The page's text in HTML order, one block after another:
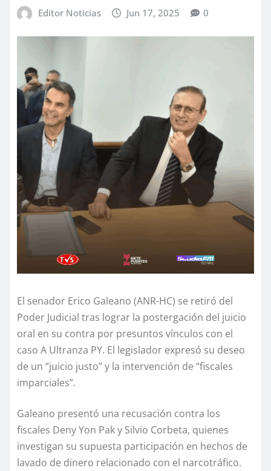
Editor Noticias Jun 17, 2025 0
El senador Erico Galeano (ANR-HC) se retiró del
Poder Judicial tras lograr la postergación del juicio
oral en su contra por presuntos vínculos con el
caso A Ultranza PY. El legislador expresó su deseo
de un “juicio justo” y la intervención de “fiscales
imparciales”.
Galeano presentó una recusación contra los
fiscales Deny Yon Pak y Silvio Corbeta, quienes
investigan su supuesta participación en hechos de
lavado de dinero relacionado con el narcotráfico.